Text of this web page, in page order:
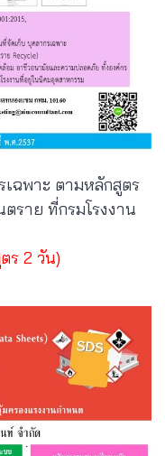
เฉพาะ ตามหลักสูตร
ราย ที่กรมโรงงาน
ร 2 วัน)